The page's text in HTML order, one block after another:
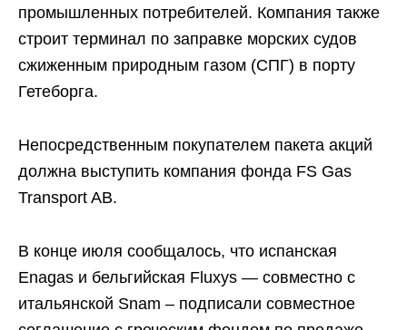
промышленных потребителей. Компания также
строит терминал по заправке морских судов
сжиженным природным газом (СПГ) в порту
Гетеборга.
Непосредственным покупателем пакета акций
должна выступить компания фонда FS Gas
Transport AB.
В конце июля сообщалось, что испанская
Enagas и бельгийская Fluxys — совместно с
итальянской Snam – подписали совместное